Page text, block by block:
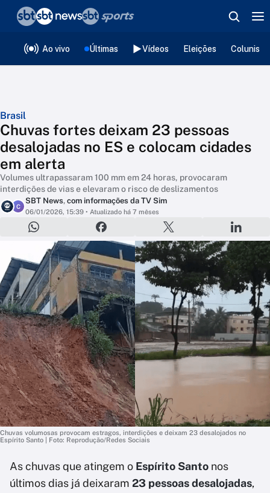
Ao vivo Últimas Vídeos Eleições
Brasil
Chuvas fortes deixam 23 pessoas
desalojadas no ES e colocam cidades
em alerta
Volumes ultrapassaram 100 mm em 24 horas, provocaram
interdições de vias e elevaram o risco de deslizamentos
C
SBT News, com informações da TV Sim
06/01/2026, 15:39 • Atualizado há 7 mêses
Chuvas volumosas provocam estragos, interdições e deixam 23 desalojados no
Espírito Santo | Foto: Reprodução/Redes Sociais
As chuvas que atingem o Espírito Santo nos
últimos dias já deixaram 23 pessoas desalojadas,
❮voltar
Editorias